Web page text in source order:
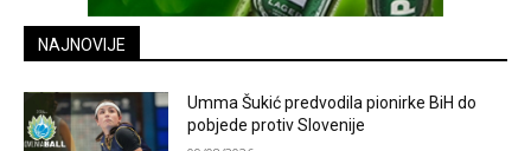
NAJNOVIJE
Umma Šukić predvodila pionirke BiH do
pobjede protiv Slovenije